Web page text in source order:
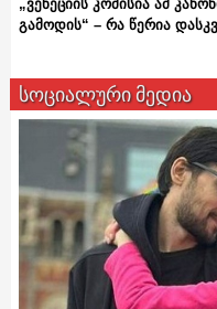
„ვენეციის კომისია ამ
გამოდის“ – რა წერია
სოციალური მედია